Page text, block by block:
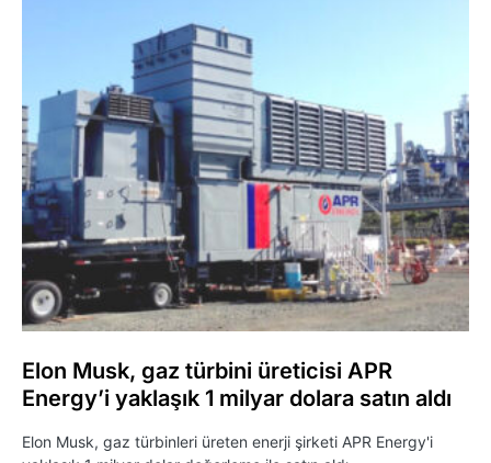
Elon Musk, gaz türbini üreticisi APR
Energy’i yaklaşık 1 milyar dolara satın aldı
Elon Musk, gaz türbinleri üreten enerji şirketi APR Energy'i